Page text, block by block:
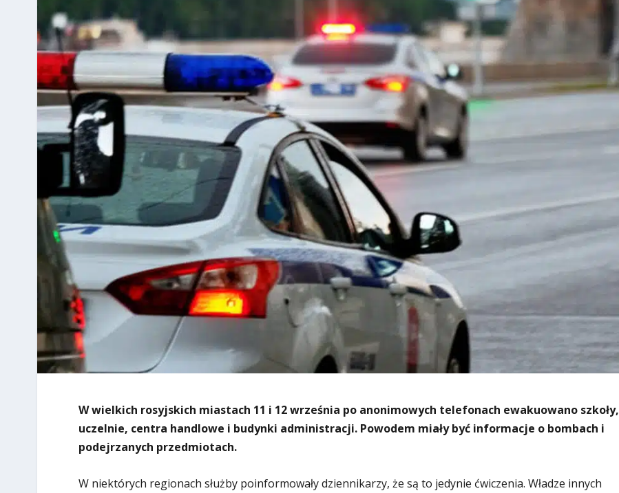
W wielkich rosyjskich miastach 11 i 12 września po anonimowych telefonach ewakuowano szkoły,
uczelnie, centra handlowe i budynki administracji. Powodem miały być informacje o bombach i
podejrzanych przedmiotach.
W niektórych regionach służby poinformowały dziennikarzy, że są to jedynie ćwiczenia. Władze innych